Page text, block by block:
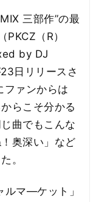
三部作”の最
（R）
by DJ
日リリースさ
ァンからは
らこそ分かる
曲でもこんな
奥深い」など
。
マ―ケット」